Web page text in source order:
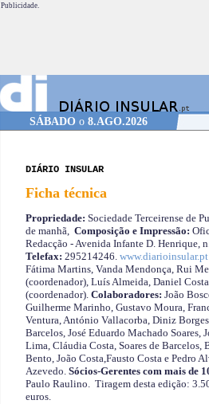
Publicidade.
SÁBADO o 8.AGO.2026
DIÁRIO INSULAR
Ficha técnica
Propriedade: Sociedade Terceirense de
de manhã, Composição e Impressão:
Redacção - Avenida Infante D. Henrique,
Telefax: 295214246. www.diarioinsular.pt
Fátima Martins, Vanda Mendonça, Rui
(coordenador), Luís Almeida, Daniel
(coordenador). Colaboradores: João
Guilherme Marinho, Gustavo Moura,
Ventura, António Vallacorba, Diniz
Barcelos, José Eduardo Machado
Lima, Cláudia Costa, Soares de
Bento, João Costa,Fausto Costa e Pedro
Azevedo. Sócios-Gerentes com mais de
Paulo Raulino. Tiragem desta edição:
euros.